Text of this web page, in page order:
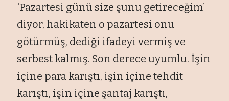
'Pazartesi günü size şunu getireceğim’
diyor, hakikaten o pazartesi onu
götürmüş, dediği ifadeyi vermiş ve
serbest kalmış. Son derece uyumlu. İşin
içine para karıştı, işin içine tehdit
karıştı, işin içine şantaj karıştı,